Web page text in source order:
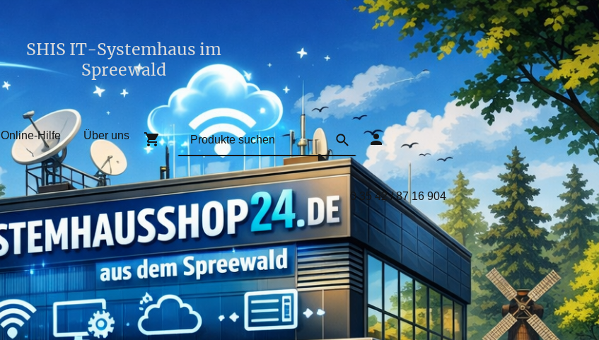
SHIS IT-Systemhaus im
Spreewald
Online-Hilfe Über uns
0 35 42 / 87 16 904